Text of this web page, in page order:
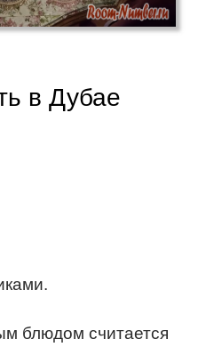
в Дубае
блюдом считается